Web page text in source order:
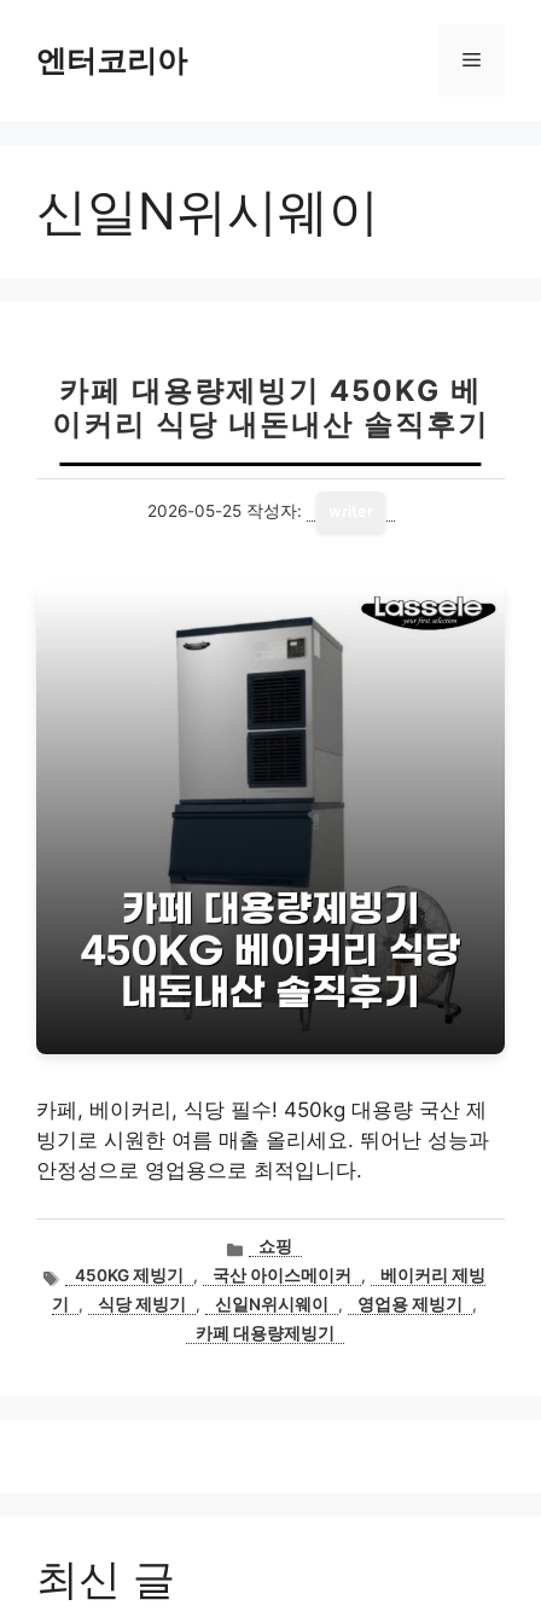
엔터코리아 메
신일N위시웨이
카페 대용량제빙기 450KG 베
이커리 식당 내돈내산 솔직후기
2026-05-25 작성자:
카페, 베이커리, 식당 필수! 450kg 대용량 국산 제
빙기로 시원한 여름 매출 올리세요. 뛰어난 성능과
안정성으로 영업용으로 최적입니다.
카
테
고
리
쇼핑
태
그
450KG 제빙기 , 국산 아이스메이커 ,
베이커리 제빙
기
, 식당 제빙기 , 신일N위시웨이 , 영업용 제빙기
,
카페 대용량제빙기
최신 글